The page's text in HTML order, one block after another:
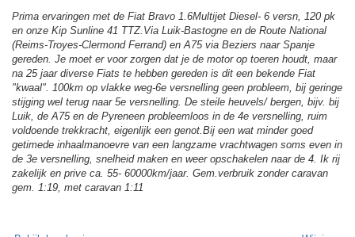
Prima ervaringen met de Fiat Bravo 1.6Multijet Diesel- 6 versn, 120 pk
en onze Kip Sunline 41 TTZ.Via Luik-Bastogne en de Route National
(Reims-Troyes-Clermond Ferrand) en A75 via Beziers naar Spanje
gereden. Je moet er voor zorgen dat je de motor op toeren houdt, maar
na 25 jaar diverse Fiats te hebben gereden is dit een bekende Fiat
"kwaal". 100km op vlakke weg-6e versnelling geen probleem, bij geringe
stijging wel terug naar 5e versnelling. De steile heuvels/ bergen, bijv. bij
Luik, de A75 en de Pyreneen probleemloos in de 4e versnelling, ruim
voldoende trekkracht, eigenlijk een genot.Bij een wat minder goed
getimede inhaalmanoevre van een langzame vrachtwagen soms even in
de 3e versnelling, snelheid maken en weer opschakelen naar de 4. Ik rij
zakelijk en prive ca. 55- 60000km/jaar. Gem.verbruik zonder caravan
gem. 1:19, met caravan 1:11